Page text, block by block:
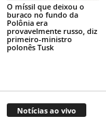
O míssil que deixou o
buraco no fundo da
Polônia era
provavelmente russo, diz
primeiro-ministro
polonês Tusk
Notícias ao vivo